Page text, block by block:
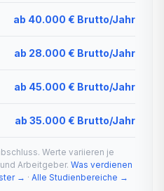
ab 40.000 € Brutto/Jahr
ab 28.000 € Brutto/Jahr
ab 45.000 € Brutto/Jahr
ab 35.000 € Brutto/Jahr
Werte variieren je
Arbeitgeber. Was verdienen
→ · Alle Studienbereiche →